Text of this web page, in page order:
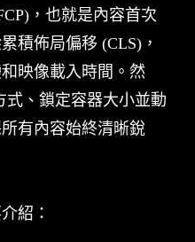
，也就是內容首次
積佈局偏移 (CLS)，
映像載入時間。然
、鎖定容器大小並動
有內容始終清晰銳
紹：